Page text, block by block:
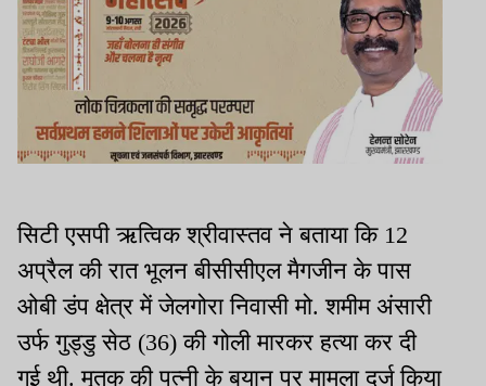
सिटी एसपी ऋत्विक श्रीवास्तव ने बताया कि 12
अप्रैल की रात भूलन बीसीसीएल मैगजीन के पास
ओबी डंप क्षेत्र में जेलगोरा निवासी मो. शमीम अंसारी
उर्फ गुड्डु सेठ (36) की गोली मारकर हत्या कर दी
गई थी. मृतक की पत्नी के बयान पर मामला दर्ज किया